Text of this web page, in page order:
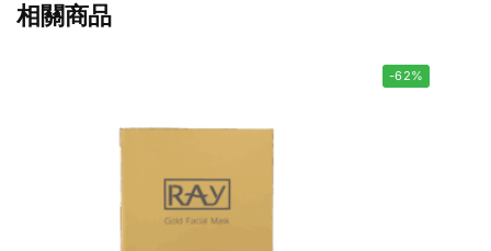
相關商品
-62%